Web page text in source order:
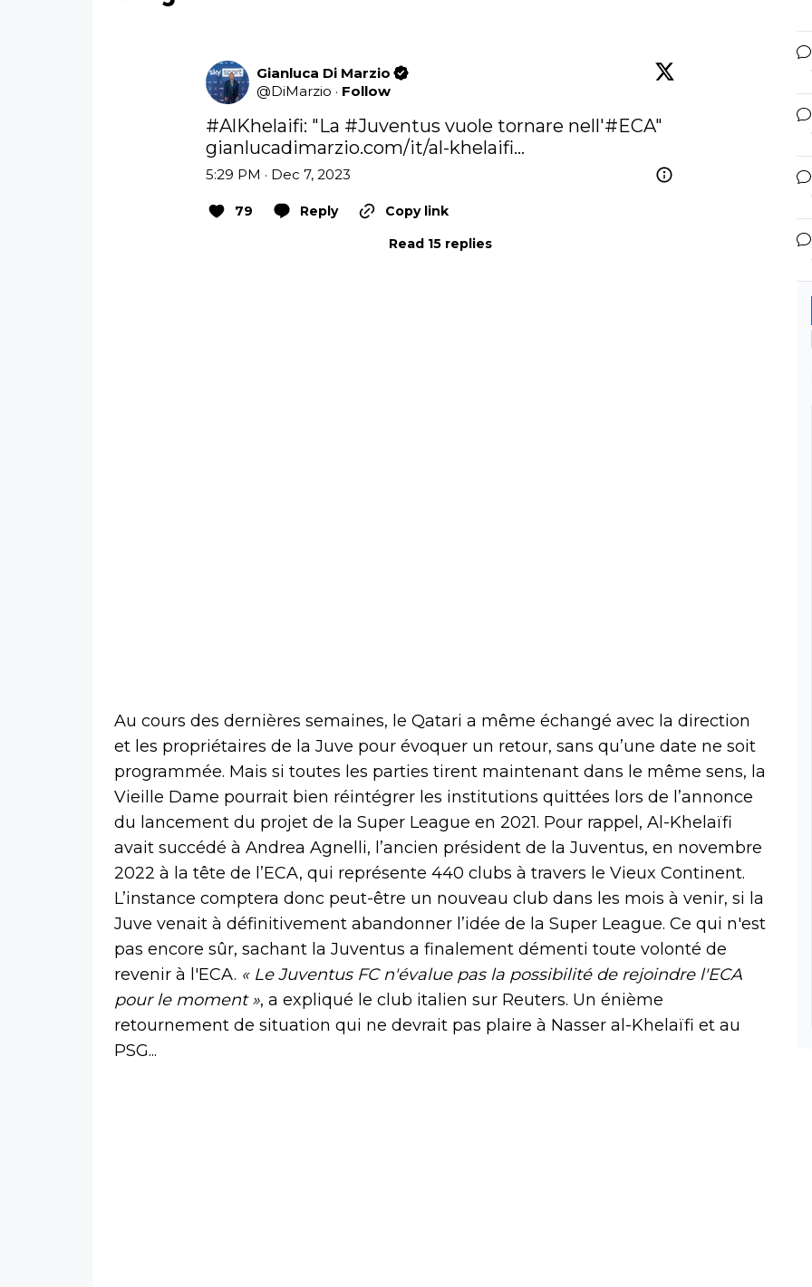
Gianluca Di Marzio
@DiMarzio · Follow
#AlKhelaifi: "La #Juventus vuole tornare nell'#ECA
gianlucadimarzio.com/it/al-khelaifi…
5:29 PM · Dec 7, 2023
79 Reply
Copy link
Read 15 replies
Au cours des dernières semaines, le Qatari a même échangé avec la direction
et les propriétaires de la Juve pour évoquer un retour, sans qu’une date ne soit
programmée. Mais si toutes les parties tirent maintenant dans le même sens, la
Vieille Dame pourrait bien réintégrer les institutions quittées lors de l’annonce
du lancement du projet de la Super League en 2021. Pour rappel, Al-Khelaïfi
avait succédé à Andrea Agnelli, l’ancien président de la Juventus, en novembre
2022 à la tête de l’ECA, qui représente 440 clubs à travers le Vieux Continent.
L’instance comptera donc peut-être un nouveau club dans les mois à venir, si la
Juve venait à définitivement abandonner l’idée de la Super League. Ce qui n'est
pas encore sûr, sachant la Juventus a finalement démenti toute volonté de
revenir à l'ECA. « Le Juventus FC n'évalue pas la possibilité de rejoindre l'ECA
pour le moment », a expliqué le club italien sur Reuters. Un énième
retournement de situation qui ne devrait pas plaire à Nasser al-Khelaïfi et au
PSG...